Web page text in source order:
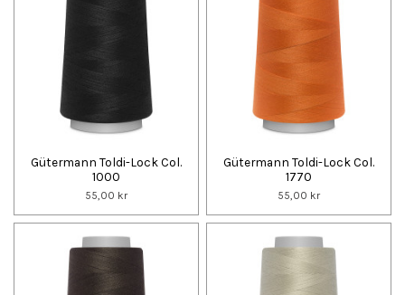
Gütermann Toldi-Lock Col.
1000
55,00 kr
Gütermann Toldi-Lock Col.
1770
55,00 kr